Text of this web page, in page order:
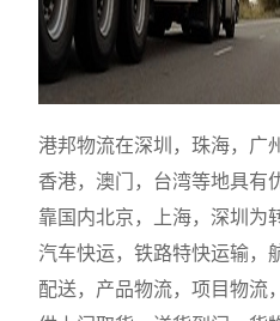
港邦物流在深圳，珠海，广
香港，澳门，台湾等地具有
靠国内北京，上海，深圳为
汽车快运，铁路特快运输，
配送，产品物流，项目物流